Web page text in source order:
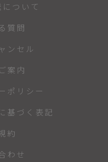
ついて
質問
ンセル
案内
ポリシー
基づく表記
約
わせ